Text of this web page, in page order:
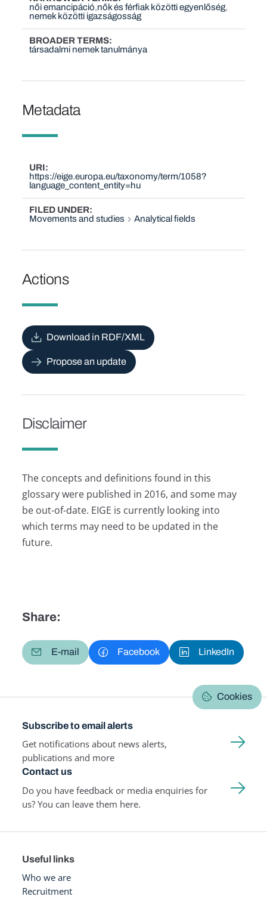
női emancipáció nők és férfiak közötti egyenlőség
nemek közötti igazságosság
BROADER TERMS
társadalmi nemek tanulmánya
Metadata
URI
https://eige.europa.eu/taxonomy/term/1058?
language_content_entity=hu
FILED UNDER
Movements and studies
Analytical fields
Actions
Download in RDF/XML
Propose an update
Disclaimer
The concepts and definitions found in this
glossary were published in 2016, and some may
be out-of-date. EIGE is currently looking into
which terms may need to be updated in the
future.
Share:
E-mail Facebook LinkedIn
Cookies
Subscribe to email alerts
Get notifications about news alerts,
publications and more
Contact us
Do you have feedback or media enquiries for
us? You can leave them here.
Useful links
Who we are
Recruitment